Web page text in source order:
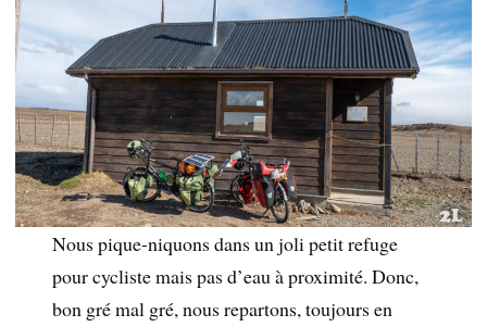
Nous pique-niquons dans un joli petit refuge
pour cycliste mais pas d’eau à proximité. Donc,
bon gré mal gré, nous repartons, toujours en